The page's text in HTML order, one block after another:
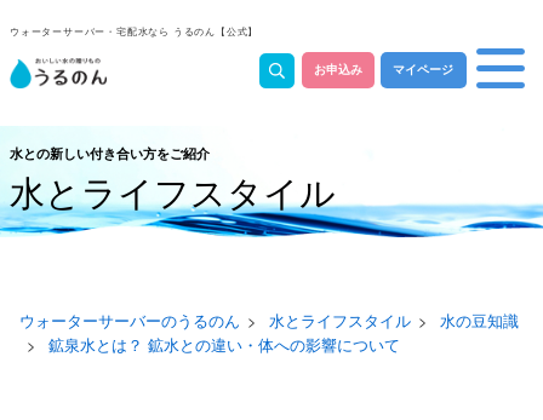
ウォーターサーバー・宅配水なら うるのん【公式】
お申込み マイページ
水との新しい付き合い方をご紹介
水とライフスタイル
ウォーターサーバーのうるのん 水とライフスタイル
水の豆知識
鉱泉水とは？ 鉱水との違い・体への影響について